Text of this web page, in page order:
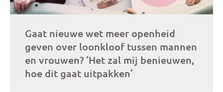
Gaat nieuwe wet meer openheid
geven over loonkloof tussen mannen
en vrouwen? ‘Het zal mij benieuwen,
hoe dit gaat uitpakken’